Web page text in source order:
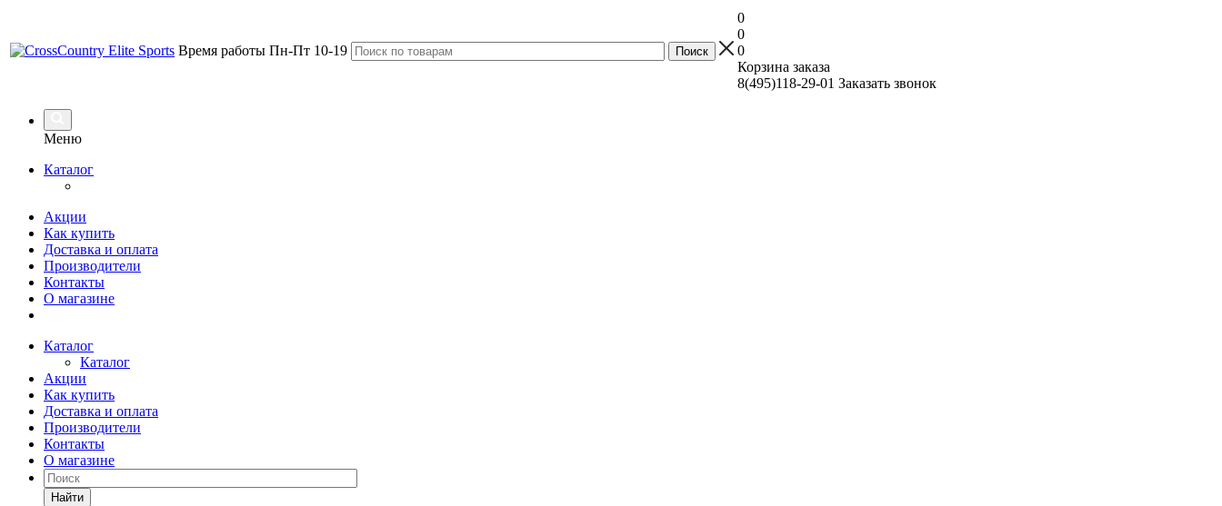
Время работы Пн-Пт 10-19
0
0
0
Корзина заказа
8(495)118-29-01 Заказать звонок
Меню
Каталог
Акции
Как купить
Доставка и оплата
Производители
Контакты
О магазине
Каталог
Каталог
Акции
Как купить
Доставка и оплата
Производители
Контакты
О магазине
Найти